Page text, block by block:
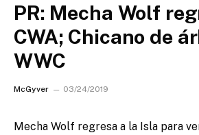
PR: Mecha Wolf
CWA; Chicano de
WWC
McGyver 03/24/2019
Mecha Wolf regresa a la Isla para